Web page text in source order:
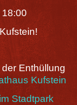
18:00
Enthüllung
Kufstein
Stadtpark